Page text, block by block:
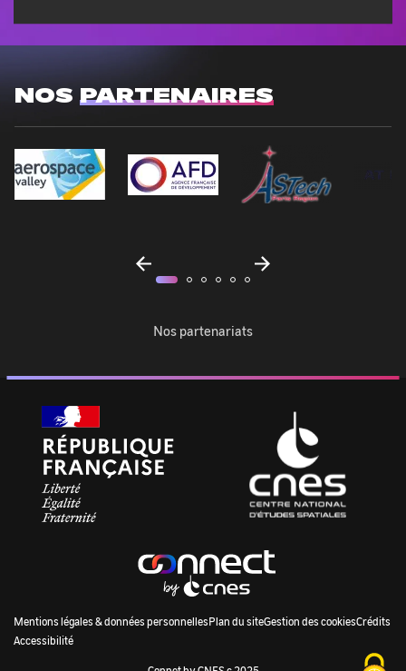
NOS PARTENAIRES
S'ouvre
fenêtre
S'ouvre
dans
nouvelle
fenêtre
S'ouvre
Nos partenariats
M
E
Mentions légales & données personnellesPlan du siteGestion des cookiesCrédits
Accessibilité